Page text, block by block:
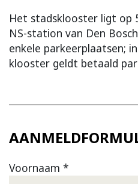
Het stadsklooster ligt op
NS-station van Den
enkele parkeerplaatsen;
klooster geldt betaald
Voornaam *